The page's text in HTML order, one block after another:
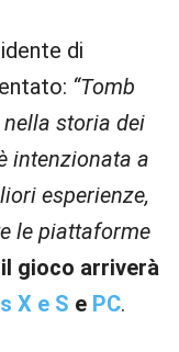
di
“Tomb
nella storia dei
intenzionata a
esperienze,
le piattaforme
il gioco arriverà
X e S e PC.